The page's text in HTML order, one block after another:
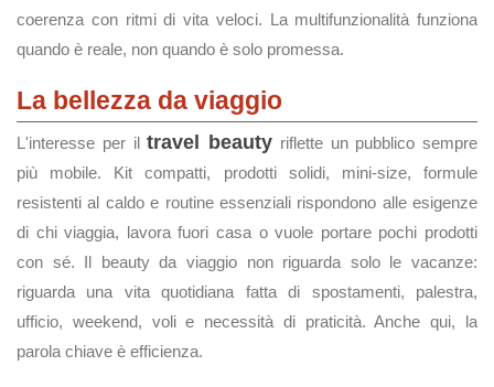
coerenza con ritmi di vita veloci. La multifunzionalità funziona
quando è reale, non quando è solo promessa.
La bellezza da viaggio
L'interesse per iltravel beauty riflette un pubblico sempre
più mobile. Kit compatti, prodotti solidi, mini-size, formule
resistenti al caldo e routine essenziali rispondono alle esigenze
di chi viaggia, lavora fuori casa o vuole portare pochi prodotti
con sé. Il beauty da viaggio non riguarda solo le vacanze:
riguarda una vita quotidiana fatta di spostamenti, palestra,
ufficio, weekend, voli e necessità di praticità. Anche qui, la
parola chiave è efficienza.